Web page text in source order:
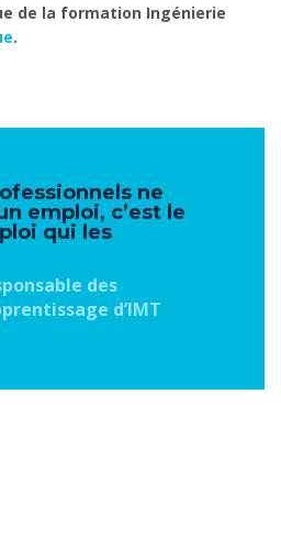
de la formation Ingénierie
.
ne
emploi, c’est le
qui les
des
d’IMT